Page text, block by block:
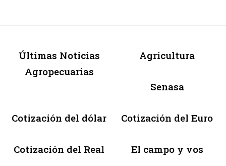
Últimas Noticias
Agropecuarias
Agricultura
Senasa
Cotización del dólar Cotización del Euro
Cotización del Real El campo y vos